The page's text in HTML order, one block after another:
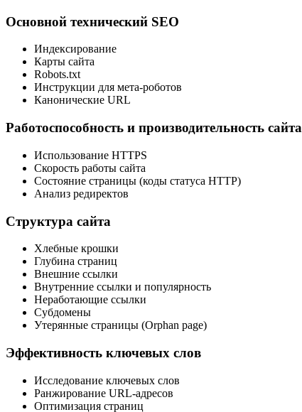
Основной технический SEO
Индексирование
Карты сайта
Robots.txt
Инструкции для мета-роботов
Канонические URL
Работоспособность и производительность сайта
Использование HTTPS
Скорость работы сайта
Состояние страницы (коды статуса HTTP)
Анализ редиректов
Структура сайта
Хлебные крошки
Глубина страниц
Внешние ссылки
Внутренние ссылки и популярность
Неработающие ссылки
Субдомены
Утерянные страницы (Orphan page)
Эффективность ключевых слов
Исследование ключевых слов
Ранжирование URL-адресов
Оптимизация страниц